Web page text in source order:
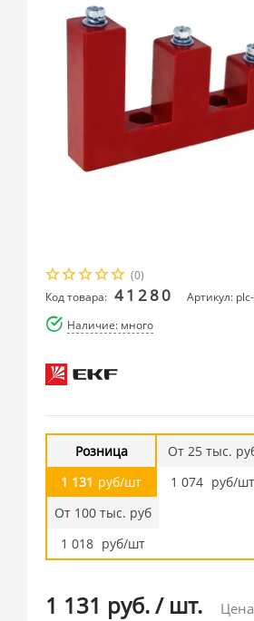
(0)
Код товара: 41280
Артикул:
Наличие: много
Розница
1 131 руб/шт
От 25 тыс.
1 074 руб/шт
От 100 тыс. руб
1 018 руб/шт
1 131 руб./ шт.